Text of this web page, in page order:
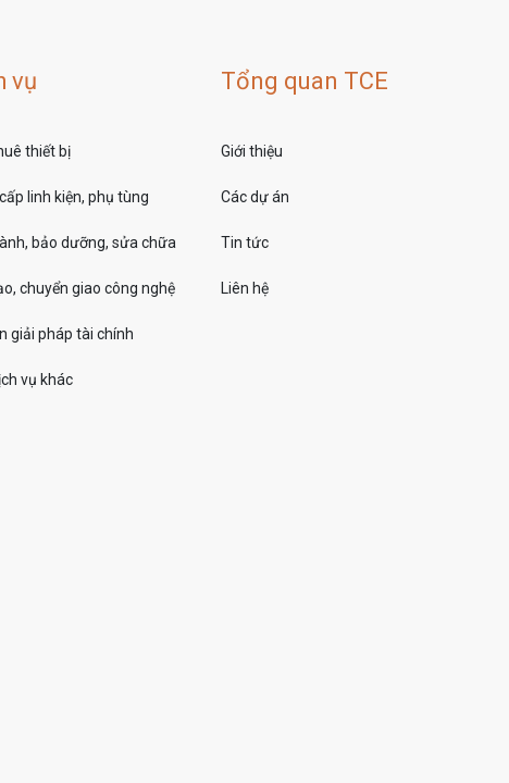
vụ
thiết bị
linh kiện, phụ tùng
bảo dưỡng, sửa chữa
chuyển giao công nghệ
giải pháp tài chính
vụ khác
Tổng quan TCE
Giới thiệu
Các dự án
Tin tức
Liên hệ